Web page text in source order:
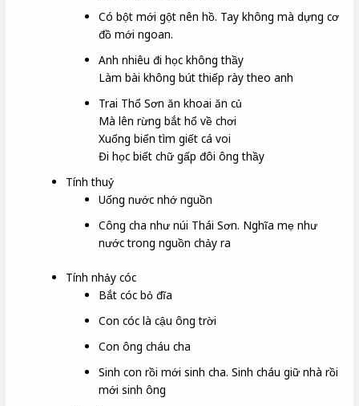
Có bột mới gột nên hồ. Tay không mà dựng cơ
đồ mới ngoan.
Anh nhiêu đi học không thầy
Làm bài không bút thiếp ràytheo anh
Trai Thổ Sơn ăn khoai ăn củ
Mà lên rừng bắt hổ về chơi
Xuống biển tìm giết cá voi
Đi học biết chữ gấp đôi ông thầy
Tính thuỷ
Uống nước nhớ nguồn
Công cha như núi Thái Sơn. Nghĩa mẹ như
nước trong nguồn chảy ra
Tính nhảy cóc
Bắt cóc bỏ đĩa
Con cóc là cậu ông trời
Con ông cháu cha
Sinh con rồi mới sinh cha. Sinh cháu giữ nhà rồi
mới sinh ông